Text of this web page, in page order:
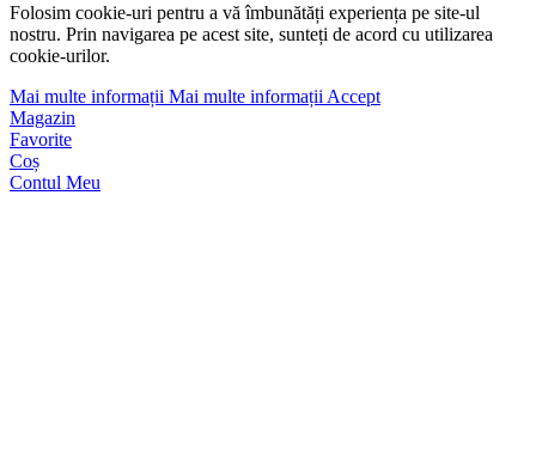
Folosim cookie-uri pentru a vă îmbunătăți experiența pe site-ul
nostru. Prin navigarea pe acest site, sunteți de acord cu utilizarea
cookie-urilor.
Mai multe informații Mai multe informații Accept
Magazin
Favorite
Coș
Contul Meu